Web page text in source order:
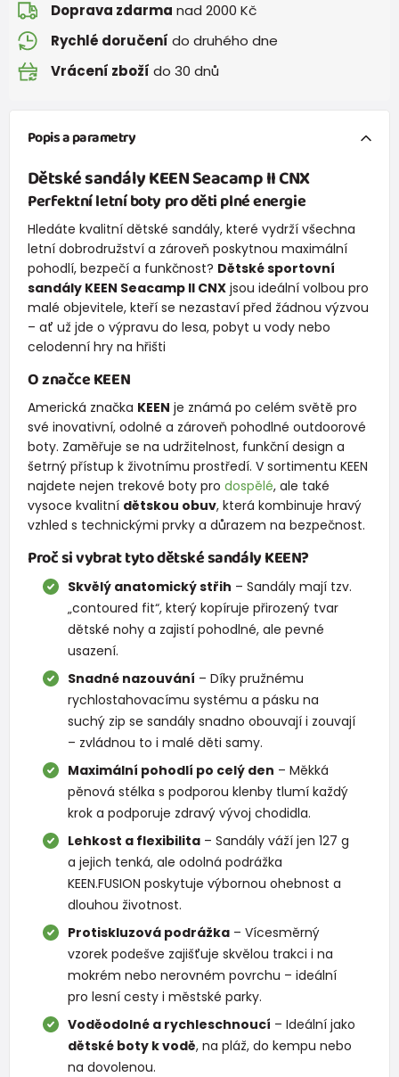
Doprava zdarma nad 2000 Kč
Rychlé doručení do druhého dne
Vrácení zboží do 30 dnů
Popis a parametry
Dětské sandályKEEN Seacamp II CNX
Perfektní letní boty pro děti plné energie
Hledáte kvalitní dětské sandály, které vydrží všechna
letní dobrodružství a zároveň poskytnou maximální
pohodlí, bezpečí a funkčnost? Dětské sportovní
sandály KEEN Seacamp II CNXjsou ideální volbou pro
malé objevitele, kteří se nezastaví před žádnou výzvou
– ať už jde o výpravu do lesa, pobyt u vody nebo
celodenní hry na hřišti
O značce KEEN
Americká značka KEEN je známá po celém světě pro
své inovativní, odolné a zároveň pohodlné outdoorové
boty. Zaměřuje se na udržitelnost, funkční design a
šetrný přístup k životnímu prostředí. V sortimentu KEEN
najdete nejen trekové boty pro dospělé, ale také
vysoce kvalitní dětskou obuv, která kombinuje hravý
vzhled s technickými prvky a důrazem na bezpečnost.
Proč si vybrat tyto dětské sandály KEEN?
Skvělý anatomický střih – Sandály mají tzv.
„contoured fit“, který kopíruje přirozený tvar
dětské nohy a zajistí pohodlné, ale pevné
usazení.
Snadné nazouvání – Díky pružnému
rychlostahovacímu systému a pásku na
suchý zip se sandály snadno obouvají i zouvají
– zvládnou to i malé děti samy.
Maximální pohodlí po celý den – Měkká
pěnová stélka s podporou klenby tlumí každý
krok a podporuje zdravý vývoj chodidla.
Lehkost a flexibilita – Sandály váží jen 127 g
a jejich tenká, ale odolná podrážka
KEEN.FUSION poskytuje výbornou ohebnost a
dlouhou životnost.
Protiskluzová podrážka – Vícesměrný
vzorek podešve zajišťuje skvělou trakci i na
mokrém nebo nerovném povrchu – ideální
pro lesní cesty i městské parky.
Voděodolné a rychleschnoucí – Ideální jako
dětské boty k vodě, na pláž, do kempu nebo
na dovolenou.